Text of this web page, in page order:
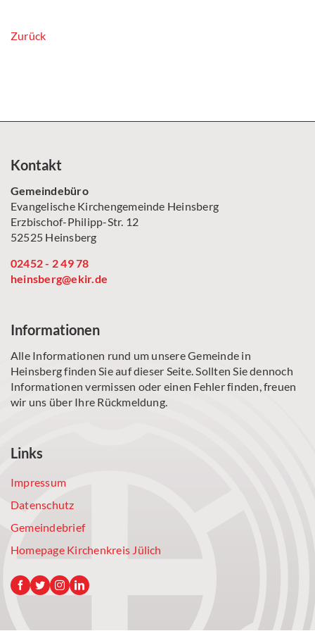
Zurück
Kontakt
Gemeindebüro
Evangelische Kirchengemeinde Heinsberg
Erzbischof-Philipp-Str. 12
52525 Heinsberg
02452 - 2 49 78
heinsberg@ekir.de
Informationen
Alle Informationen rund um unsere Gemeinde in
Heinsberg finden Sie auf dieser Seite. Sollten Sie dennoch
Informationen vermissen oder einen Fehler finden, freuen
wir uns über Ihre Rückmeldung.
Links
Impressum
Datenschutz
Gemeindebrief
Homepage Kirchenkreis Jülich